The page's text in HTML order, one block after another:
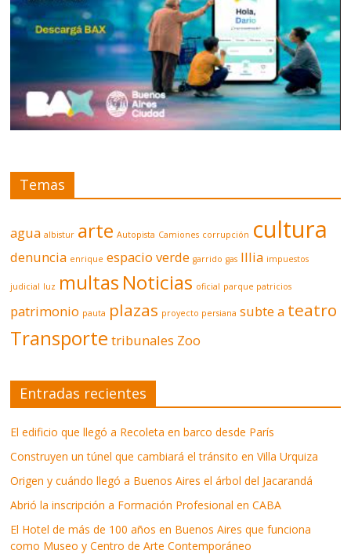
Temas
agua albistur arte Autopista Camiones corrupción cultura
denuncia enrique espacio verde garrido gas Illia impuestos
judicial luz multas Noticias oficial parque patricios
patrimonio pauta plazas proyecto persiana subte a teatro
Transporte tribunales Zoo
Entradas recientes
El edificio que llegó a Recoleta en barco desde París
Construyen un túnel que cambiará el tránsito en Villa Urquiza
Origen y cuándo llegó a Buenos Aires el árbol del Jacarandá
Abrió la inscripción a Formación Profesional en CABA
El Hotel de más de 100 años en Buenos Aires que funciona
como Museo y Centro de Arte Contemporáneo